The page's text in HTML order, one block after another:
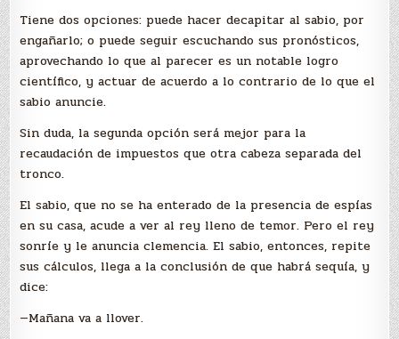
Tiene dos opciones: puede hacer decapitar al sabio, por
engañarlo; o puede seguir escuchando sus pronósticos,
aprovechando lo que al parecer es un notable logro
científico, y actuar de acuerdo a lo contrario de lo que el
sabio anuncie.
Sin duda, la segunda opción será mejor para la
recaudación de impuestos que otra cabeza separada del
tronco.
El sabio, que no se ha enterado de la presencia de espías
en su casa, acude a ver al rey lleno de temor. Pero el rey
sonríe y le anuncia clemencia. El sabio, entonces, repite
sus cálculos, llega a la conclusión de que habrá sequía, y
dice:
—Mañana va a llover.